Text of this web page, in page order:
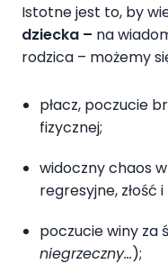
Istotne jest to, by
dziecka – na
rodzica – możemy
płacz, poczucie
fizycznej;
widoczny chaos
regresyjne, złość
poczucie winy za
niegrzeczny…);